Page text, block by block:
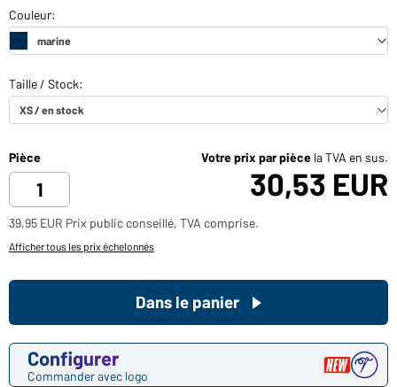
Pièce Votre prix par pièce la TVA en sus.
30,53 EUR
39,95 EUR Prix public conseillé, TVA comprise.
Afficher tous les prix échelonnés
Configurer
Commander avec logo
Dans le panier